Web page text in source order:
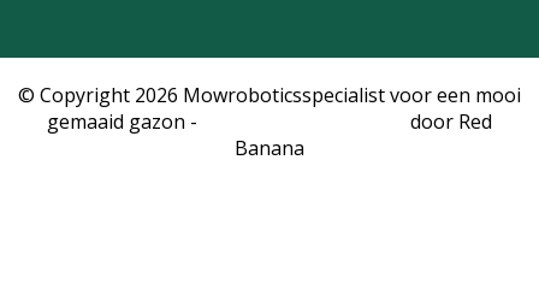
© Copyright 2026 Mowroboticsspecialist voor een mooi
gemaaid gazon -
door Red
Banana